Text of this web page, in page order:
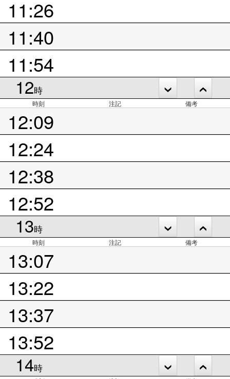
11:26
11:40
11:54
12時
時刻 注記 備考
12:09
12:24
12:38
12:52
13時
時刻 注記 備考
13:07
13:22
13:37
13:52
14時